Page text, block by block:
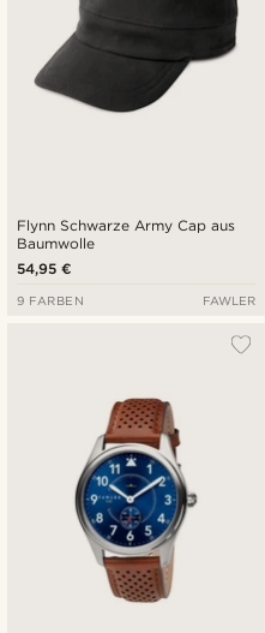
Flynn Schwarze Army Cap aus
Baumwolle
54,95 €
9 FARBEN FAWLER